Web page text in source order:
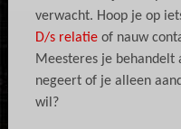
verwacht. Hoop je op
D/s relatieof nauw
Meesteres je behandelt
negeert of je alleen
wil?